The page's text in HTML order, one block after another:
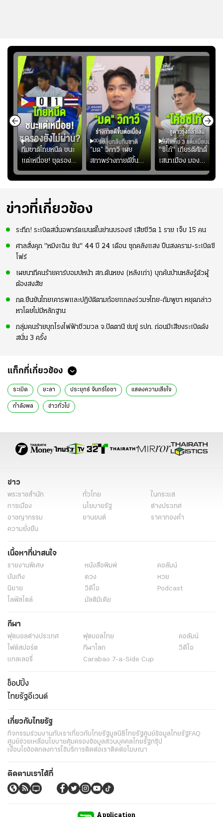
03:00
ทีมชาติไทยหนืด ชนะ
แต่เหนื่อย! ชุดรอง
ยังไม่ผ่าน?
00:51
“มด” วิภาวี เผย
สภาพร่างกายดีขึ้น
อย่างต่อเนื่อง พร้อม
พยายามลงสนามให้
ความมั่นใจ
02:06
"ซิโก้" เกียรติศักดิ์
เสนาเมือง มอง
ว่าการเปิดโอกาสให้
แข้งดาวรุ่งลงสนาม
ข่าวที่เกี่ยวข้อง
ระทึก! ระเบิดสนั่นอพาร์ตเมนต์ในย่านบรองซ์ เสียชีวิต 1 ราย เจ็บ 15 คน
ศาลสั่งคุก "หมิงเฉิน ซัน" 44 ปี 24 เดือน ซุกคลังแสง ปืนสงคราม-ระเบิดซี
โฟร์
เผยนาทีคนร้ายคาร์บอมบ์หน้า สภ.ตันหยง (หลังเก่า) บุกค้นบ้านหลังรู้ตัวผู้
ต้องสงสัย
กต.ยืนยันไทยเคารพและปฏิบัติตามถ้อยแถลงร่วมฯไทย-กัมพูชา หยุดกล่าว
หาโดยไม่มีหลักฐาน
กลุ่มคนร้ายบุกโรงไฟฟ้าชีวมวล จ.ปัตตานี ข่มขู่ รปภ. ก่อนมีเสียงระเบิดดัง
สนั่น 3 ครั้ง
แท็กที่เกี่ยวข้อง
ระเบิด ยะลา ประยุทธ์ จันทร์โอชา แสดงความเสียใจ
กำลังพล ข่าวทั่วไป
ข่าว
พระราชสำนัก ทั่วไทย
ในกระแส
การเมือง
นโยบายรัฐ
ต่างประเทศ
อาชญากรรม
ยานยนต์
ราคาทองคำ
ความยั่งยืน
เนื้อหาที่น่าสนใจ
รายงานพิเศษ หนังสือพิมพ์
คอลัมน์
บันเทิง
ดวง
หวย
นิยาย
วิดีโอ
Podcast
ไลฟ์สไตล์
มัลติมีเดีย
กีฬา
ฟุตบอลต่่างประเทศ ฟุตบอลไทย
คอลัมน์
ไฟต์สปอร์ต
กีฬาโลก
วิดีโอ
แกลเลอรี่
Carabao 7-a-Side Cup
ช็อปปิ้ง
ไทยรัฐอีเวนต์
เกี่ยวกับไทยรัฐ
กิจกรรมร่วมงานกับเราเกี่ยวกับไทยรัฐมูลนิธิไทยรัฐศูนย์ข้อมูลไทยรัฐFAQ
ศูนย์ช่วยเหลือนโยบายคุ้มครองข้อมูลส่วนบุคคลไทยรัฐกรุ๊ป
เงื่อนไขข้อตกลงการใช้บริการติดต่อเราติดต่อโฆษณา
ติดตามเราได้ที่
Application